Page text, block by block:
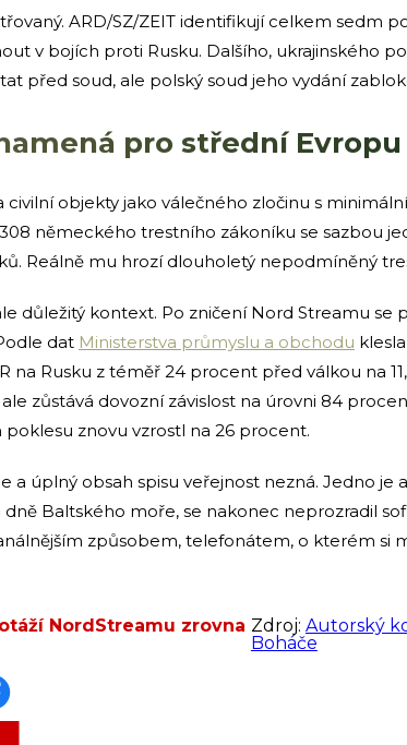
ARD/SZ/ZEIT identifikují celkem sedm
v bojích proti Rusku. Dalšího, ukrajinského
před soud, ale polský soud jeho vydání
pro střední Evropu
civilní objekty jako válečného zločinu s
německého trestního zákoníku se sazbou
Reálně mu hrozí dlouholetý nepodmíněný
důležitý kontext. Po zničení Nord Streamu se
dat Ministerstva průmyslu a obchodu
na Rusku z téměř 24 procent před válkou na
zůstává dovozní závislost na úrovni 84
znovu vzrostl na 26 procent.
a úplný obsah spisu veřejnost nezná. Jedno je
Baltského moře, se nakonec neprozradil
způsobem, telefonátem, o kterém si
NordStreamu zrovna Zdroj: Autorský
Boháče